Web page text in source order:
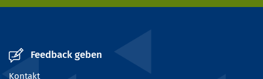
Feedback geben
Kontakt